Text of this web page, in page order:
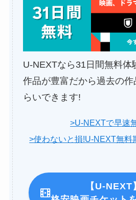
U-NEXTなら31日間無料体
作品が豊富だから過去の作
らいできます!
>U-NEXTで早速
>使わないと損!U-NEXT無料
【U-